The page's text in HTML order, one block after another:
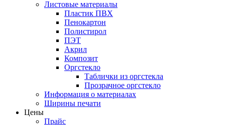
Листовые материалы
Пластик ПВХ
Пенокартон
Полистирол
ПЭТ
Акрил
Композит
Оргстекло
Таблички из оргстекла
Прозрачное оргстекло
Информация о материалах
Ширины печати
Цены
Прайс